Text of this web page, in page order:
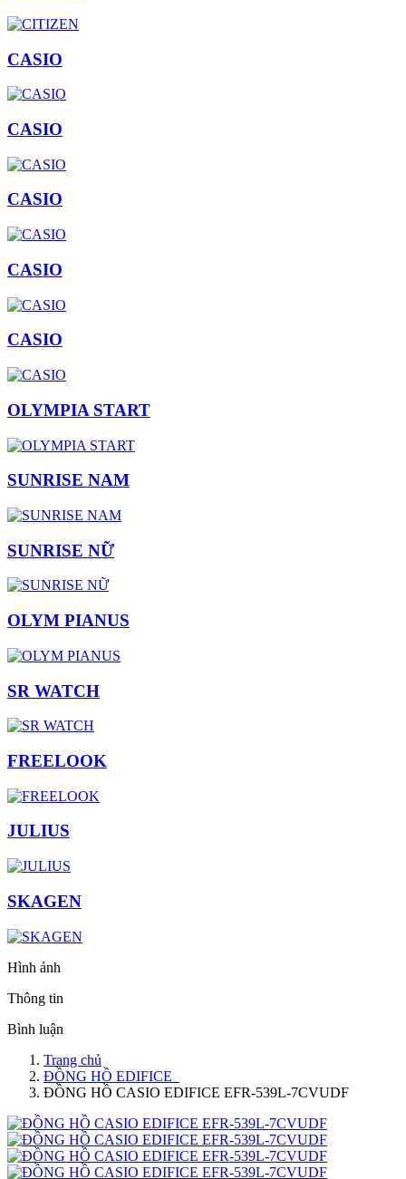
CASIO
CASIO
CASIO
CASIO
CASIO
OLYMPIA START
SUNRISE NAM
SUNRISE NỮ
OLYM PIANUS
SR WATCH
FREELOOK
JULIUS
SKAGEN
Hình ảnh
Thông tin
Bình luận
Trang chủ
ĐỒNG HỒ EDIFICE
ĐỒNG HỒ CASIO EDIFICE EFR-539L-7CVUDF